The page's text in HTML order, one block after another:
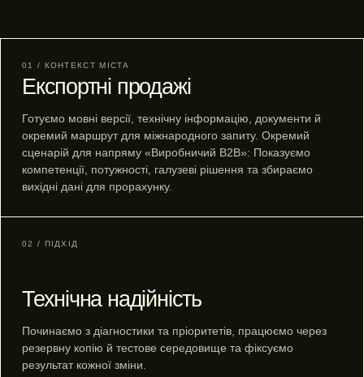
01 / КОНТЕКСТ МІСТА
Експортні продажі
Готуємо мовні версії, технічну інформацію, документи й
окремий маршрут для міжнародного запиту. Окремий
сценарій для напряму «Виробничий B2B»: Показуємо
компетенції, потужності, галузеві рішення та збираємо
вихідні дані для прорахунку.
02 / ПІДХІД
Технічна надійність
Починаємо з діагностики та пріоритетів, працюємо через
резервну копію й тестове середовище та фіксуємо
результат кожної зміни.